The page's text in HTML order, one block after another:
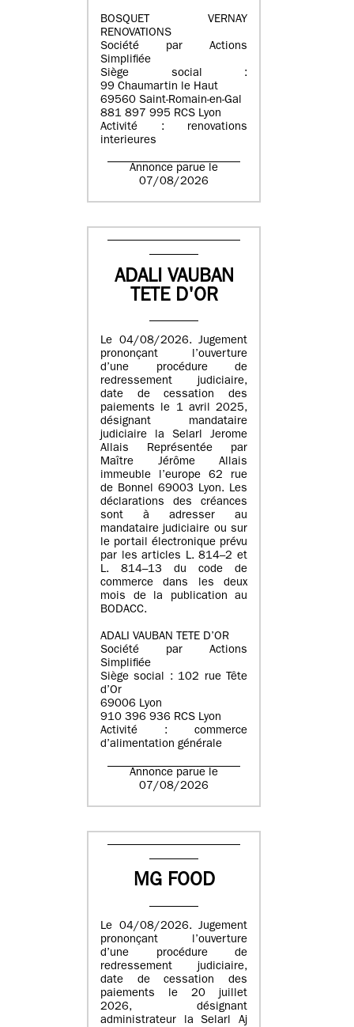
BOSQUET VERNAY
RENOVATIONS
Société par Actions
Simplifiée
Siège social :
99 Chaumartin le Haut
69560 Saint-Romain-en-Gal
881 897 995 RCS Lyon
Activité : renovations
interieures
Annonce parue le
07/08/2026
ADALI VAUBAN
TETE D'OR
Le 04/08/2026. Jugement
prononçant l’ouverture
d’une procédure de
redressement judiciaire,
date de cessation des
paiements le 1 avril 2025,
désignant mandataire
judiciaire la Selarl Jerome
Allais Représentée par
Maître Jérôme Allais
immeuble l’europe 62 rue
de Bonnel 69003 Lyon. Les
déclarations des créances
sont à adresser au
mandataire judiciaire ou sur
le portail électronique prévu
par les articles L. 814–2 et
L. 814–13 du code de
commerce dans les deux
mois de la publication au
BODACC.
ADALI VAUBAN TETE D’OR
Société par Actions
Simplifiée
Siège social : 102 rue Tête
d’Or
69006 Lyon
910 396 936 RCS Lyon
Activité : commerce
d’alimentation générale
Annonce parue le
07/08/2026
MG FOOD
Le 04/08/2026. Jugement
prononçant l’ouverture
d’une procédure de
redressement judiciaire,
date de cessation des
paiements le 20 juillet
2026, désignant
administrateur la Selarl Aj